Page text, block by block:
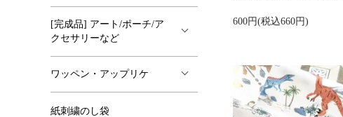
600円(税込660円)
[完成品] アート/ポーチ/ア
クセサリーなど
ワッペン・アップリケ
紙刺繍のし袋